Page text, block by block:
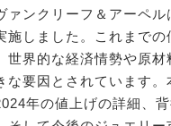
ァンクリーフ＆アーペ
施しました。これまでの
世界的な経済情勢や原材
な要因とされています。
年の値上げの詳細、